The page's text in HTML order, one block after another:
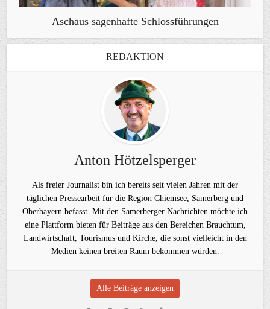
Aschaus sagenhafte Schlossführungen
REDAKTION
Anton Hötzelsperger
Als freier Journalist bin ich bereits seit vielen Jahren mit der
täglichen Pressearbeit für die Region Chiemsee, Samerberg und
Oberbayern befasst. Mit den Samerberger Nachrichten möchte ich
eine Plattform bieten für Beiträge aus den Bereichen Brauchtum,
Landwirtschaft, Tourismus und Kirche, die sonst vielleicht in den
Medien keinen breiten Raum bekommen würden.
Alle Beiträge anzeigen